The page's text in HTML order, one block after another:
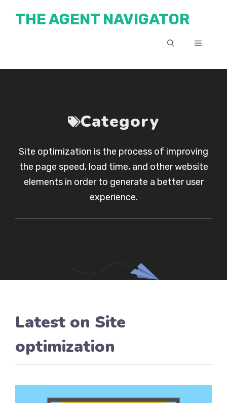
THE AGENT NAVIGATOR
MENU
Category
Site optimization is the process of improving
the page speed, load time, and other website
elements in order to generate a better user
experience.
Latest on Site
optimization